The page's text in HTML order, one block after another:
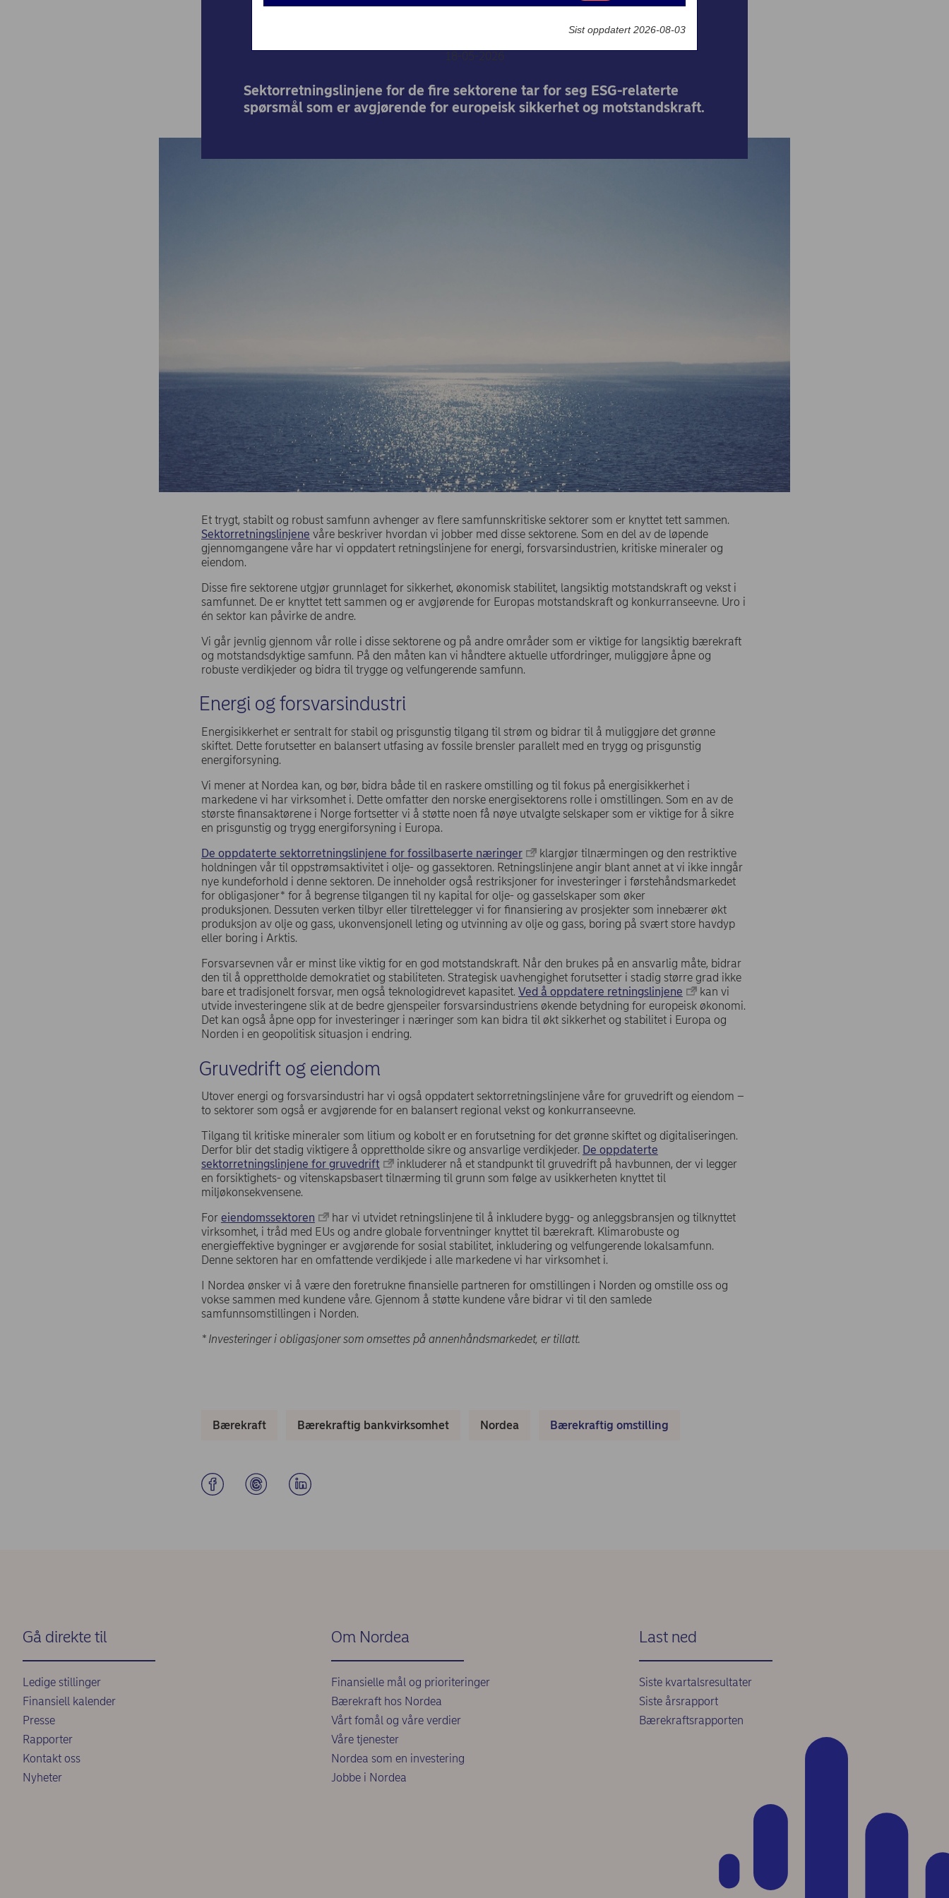
sektorer
18-05-2026
Sektorretningslinjene for de fire sektorene tar for seg ESG-relaterte
spørsmål som er avgjørende for europeisk sikkerhet og motstandskraft.
Et trygt, stabilt og robust samfunn avhenger av flere samfunnskritiske sektorer som er knyttet tett sammen.
Sektorretningslinjene våre beskriver hvordan vi jobber med disse sektorene. Som en del av de løpende
gjennomgangene våre har vi oppdatert retningslinjene for energi, forsvarsindustrien, kritiske mineraler og
eiendom.
Disse fire sektorene utgjør grunnlaget for sikkerhet, økonomisk stabilitet, langsiktig motstandskraft og vekst i
samfunnet. De er knyttet tett sammen og er avgjørende for Europas motstandskraft og konkurranseevne. Uro i
én sektor kan påvirke de andre.
Vi går jevnlig gjennom vår rolle i disse sektorene og på andre områder som er viktige for langsiktig bærekraft
og motstandsdyktige samfunn. På den måten kan vi håndtere aktuelle utfordringer, muliggjøre åpne og
robuste verdikjeder og bidra til trygge og velfungerende samfunn.
Energi og forsvarsindustri
Energisikkerhet er sentralt for stabil og prisgunstig tilgang til strøm og bidrar til å muliggjøre det grønne
skiftet. Dette forutsetter en balansert utfasing av fossile brensler parallelt med en trygg og prisgunstig
energiforsyning.
Vi mener at Nordea kan, og bør, bidra både til en raskere omstilling og til fokus på energisikkerhet i
markedene vi har virksomhet i. Dette omfatter den norske energisektorens rolle i omstillingen. Som en av de
største finansaktørene i Norge fortsetter vi å støtte noen få nøye utvalgte selskaper som er viktige for å sikre
en prisgunstig og trygg energiforsyning i Europa.
De oppdaterte sektorretningslinjene for fossilbaserte næringer
klargjør tilnærmingen og den restriktive
holdningen vår til oppstrømsaktivitet i olje- og gassektoren. Retningslinjene angir blant annet at vi ikke inngår
nye kundeforhold i denne sektoren. De inneholder også restriksjoner for investeringer i førstehåndsmarkedet
for obligasjoner* for å begrense tilgangen til ny kapital for olje- og gasselskaper som øker
produksjonen. Dessuten verken tilbyr eller tilrettelegger vi for finansiering av prosjekter som innebærer økt
produksjon av olje og gass, ukonvensjonell leting og utvinning av olje og gass, boring på svært store havdyp
eller boring i Arktis.
Forsvarsevnen vår er minst like viktig for en god motstandskraft. Når den brukes på en ansvarlig måte, bidrar
den til å opprettholde demokratiet og stabiliteten. Strategisk uavhengighet forutsetter i stadig større grad ikke
bare et tradisjonelt forsvar, men også teknologidrevet kapasitet. Ved å oppdatere retningslinjene
kan vi
utvide investeringene slik at de bedre gjenspeiler forsvarsindustriens økende betydning for europeisk økonomi.
Det kan også åpne opp for investeringer i næringer som kan bidra til økt sikkerhet og stabilitet i Europa og
Norden i en geopolitisk situasjon i endring.
Gruvedrift og eiendom
Utover energi og forsvarsindustri har vi også oppdatert sektorretningslinjene våre for gruvedrift og eiendom –
to sektorer som også er avgjørende for en balansert regional vekst og konkurranseevne.
Tilgang til kritiske mineraler som litium og kobolt er en forutsetning for det grønne skiftet og digitaliseringen.
Derfor blir det stadig viktigere å opprettholde sikre og ansvarlige verdikjeder. De oppdaterte
sektorretningslinjene for gruvedrift
inkluderer nå et standpunkt til gruvedrift på havbunnen, der vi legger
en forsiktighets- og vitenskapsbasert tilnærming til grunn som følge av usikkerheten knyttet til
miljøkonsekvensene.
For eiendomssektoren
har vi utvidet retningslinjene til å inkludere bygg- og anleggsbransjen og tilknyttet
virksomhet, i tråd med EUs og andre globale forventninger knyttet til bærekraft. Klimarobuste og
energieffektive bygninger er avgjørende for sosial stabilitet, inkludering og velfungerende lokalsamfunn.
Denne sektoren har en omfattende verdikjede i alle markedene vi har virksomhet i.
I Nordea ønsker vi å være den foretrukne finansielle partneren for omstillingen i Norden og omstille oss og
vokse sammen med kundene våre. Gjennom å støtte kundene våre bidrar vi til den samlede
samfunnsomstillingen i Norden.
* Investeringer i obligasjoner som omsettes på annenhåndsmarkedet, er tillatt.
Bærekraft Bærekraftig bankvirksomhet Nordea Bærekraftig omstilling
Gå direkte til
Ledige stillinger
Finansiell kalender
Presse
Rapporter
Kontakt oss
Nyheter
Om Nordea
Finansielle mål og prioriteringer
Bærekraft hos Nordea
Vårt fomål og våre verdier
Våre tjenester
Nordea som en investering
Jobbe i Nordea
Last ned
Siste kvartalsresultater
Siste årsrapport
Bærekraftsrapporten
Markedsføring
Sist oppdatert 2026-08-03